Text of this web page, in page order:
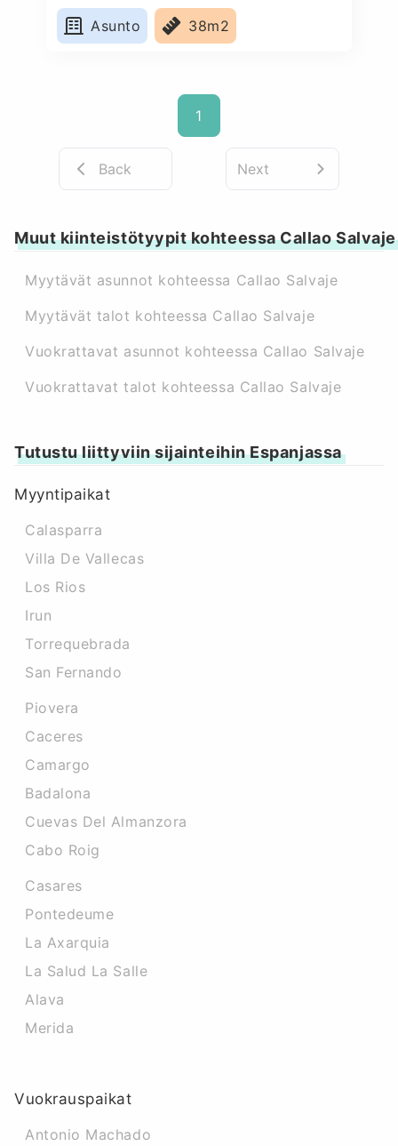
Asunto
38m2
1
Back Next
Muut kiinteistötyypit kohteessa Callao Salvaje
Myytävät asunnot kohteessa Callao Salvaje
Myytävät talot kohteessa Callao Salvaje
Vuokrattavat asunnot kohteessa Callao Salvaje
Vuokrattavat talot kohteessa Callao Salvaje
Tutustu liittyviin sijainteihin Espanjassa
Myyntipaikat
Calasparra
Villa De Vallecas
Los Rios
Irun
Torrequebrada
San Fernando
Piovera
Caceres‎
Camargo
Badalona
Cuevas Del Almanzora
Cabo Roig
Casares
Pontedeume
La Axarquia
La Salud La Salle
Alava
Merida
Vuokrauspaikat
Antonio Machado